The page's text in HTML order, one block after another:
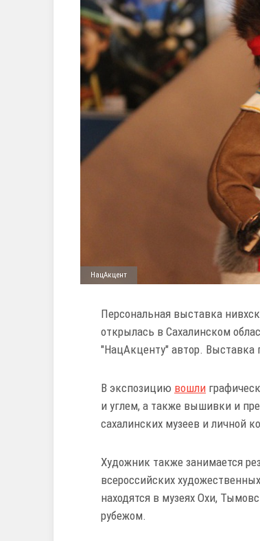
НацАкцент
Персональная выставка
открылась в Сахалинском
"НацАкценту" автор.
В экспозицию вошли
и углем, а также вышивки и
сахалинских музеев и личной
Художник также занимается
всероссийских
находятся в музеях Охи,
рубежом.